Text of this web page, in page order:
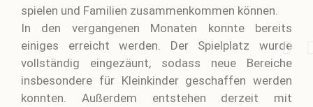
spielen und Familien zusammenkommen können.
In den vergangenen Monaten konnte bereits
einiges erreicht werden. Der Spielplatz wurde
vollständig eingezäunt, sodass neue Bereiche
insbesondere für Kleinkinder geschaffen werden
konnten. Außerdem entstehen derzeit mit